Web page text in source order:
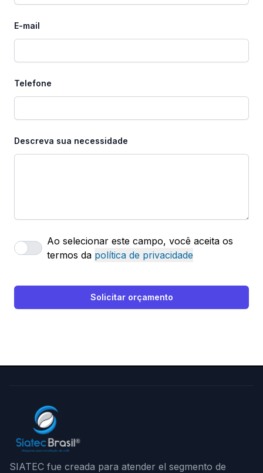
E-mail
Telefone
Descreva sua necessidade
Ao selecionar este campo, você aceita os
termos da política de privacidade
Solicitar orçamento
SIATEC fue creada para atender el segmento de